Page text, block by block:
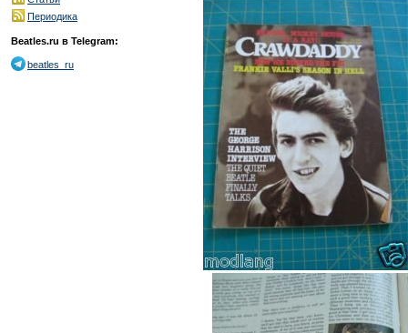
Периодика
Beatles.ru в Telegram:
beatles_ru